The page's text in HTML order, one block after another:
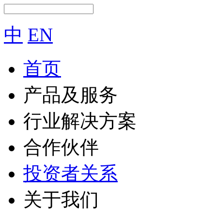
中 EN
首页
产品及服务
行业解决方案
合作伙伴
投资者关系
关于我们